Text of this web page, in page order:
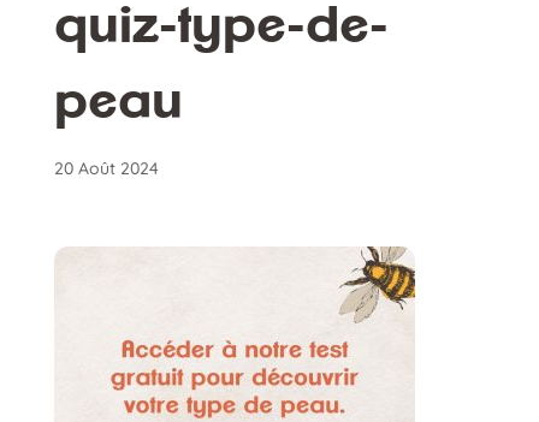
quiz-type-de-
peau
20 Août 2024